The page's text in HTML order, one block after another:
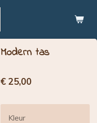
Modern tas
€ 25,00
Kleur